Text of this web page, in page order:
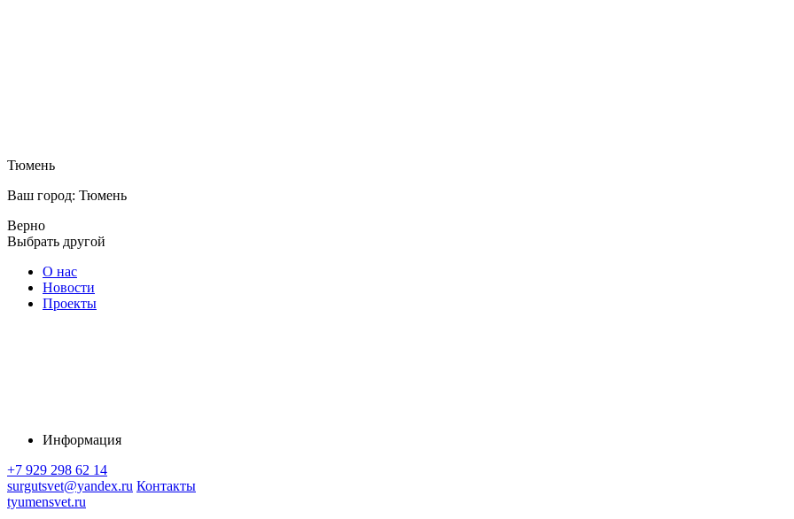
Тюмень
Ваш город: Тюмень
Верно
Выбрать другой
О нас
Новости
Проекты
Информация
+7 929 298 62 14
surgutsvet@yandex.ru Контакты
tyumensvet.ru